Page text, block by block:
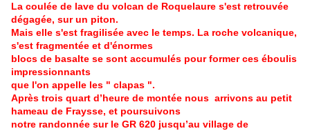
La coulée de lave du volcan de Roquelaure s'est retrouvée
dégagée, sur un piton.
Mais elle s'est fragilisée avec le temps. La roche volcanique,
s'est fragmentée et d'énormes
blocs de basalte se sont accumulés pour former ces éboulis
impressionnants
que l'on appelle les " clapas ".
Après trois quart d’heure de montée nous arrivons au petit
hameau de Fraysse, et poursuivons
notre randonnée sur le GR 620 jusqu’au village de